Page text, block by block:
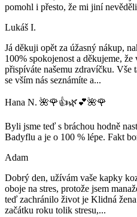
pomohl i přesto, že mi jiní
Lukáš I.
Já děkuji opět za úžasný nákup,
100% spokojenost a děkujeme,
přispíváte našemu zdravíčku. Vše
se vším nás seznámíte a...
Hana N. 🌺🌹👍🌿💕🌺🌹
Byli jsme teď s bráchou hodně
Badyflu a je o 100 % lépe. Fakt
Adam
Dobrý den, užívám vaše kapky
oboje na stres, protože jsem
teď zachránilo život je Klidná
začátku roku tolik stresu,...